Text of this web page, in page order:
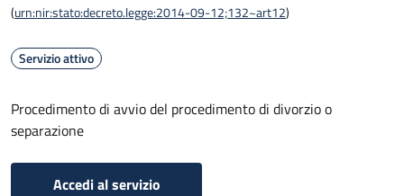
(urn:nir:stato:decreto.legge:2014-09-12;132~art12)
Servizio attivo
Procedimento di avvio del procedimento di divorzio o
separazione
Accedi al servizio